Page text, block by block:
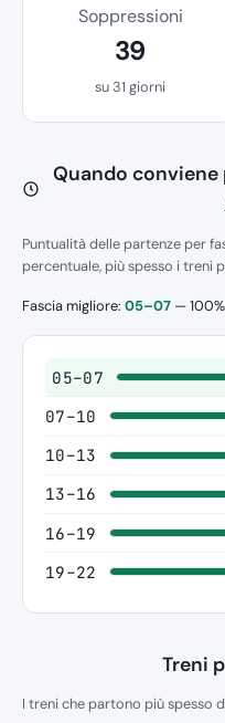
Soppressioni
39
su 31 giorni
Quando
Puntualità delle partenze per
percentuale, più spesso i treni
Fascia migliore: 05–07 —
05–07
07–10
10–13
13–16
16–19
19–22
Treni
I treni che partono più spesso